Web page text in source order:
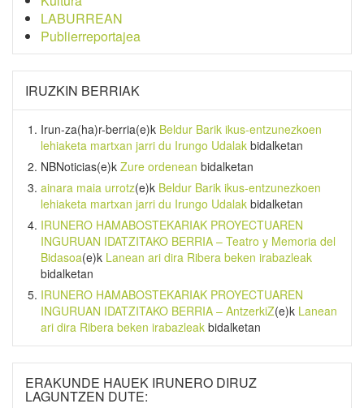
LABURREAN
Publierreportajea
IRUZKIN BERRIAK
Irun-za(ha)r-berria(e)k Beldur Barik ikus-entzunezkoen
lehiaketa martxan jarri du Irungo Udalak bidalketan
NBNoticias(e)k Zure ordenean bidalketan
ainara maia urrotz(e)k Beldur Barik ikus-entzunezkoen
lehiaketa martxan jarri du Irungo Udalak bidalketan
IRUNERO HAMABOSTEKARIAK PROYECTUAREN
INGURUAN IDATZITAKO BERRIA – Teatro y Memoria del
Bidasoa(e)k Lanean ari dira Ribera beken irabazleak
bidalketan
IRUNERO HAMABOSTEKARIAK PROYECTUAREN
INGURUAN IDATZITAKO BERRIA – AntzerkiZ(e)k Lanean
ari dira Ribera beken irabazleak bidalketan
ERAKUNDE HAUEK IRUNERO DIRUZ
LAGUNTZEN DUTE: